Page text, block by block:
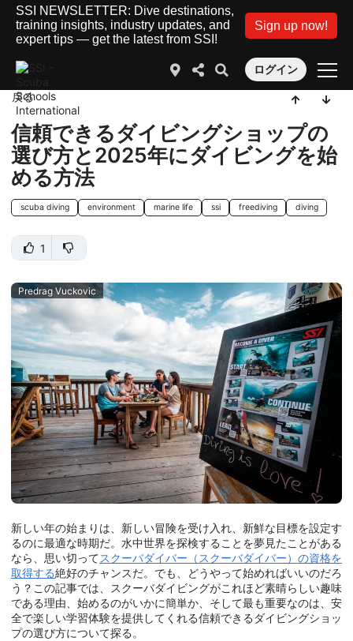
SSI NEWSLETTER: Dive destinations,
training insights, industry updates, and
expert tips — get the latest from SSI!
Sign up now!
ログイン
戻る
信頼できるダイビングショップの
選び方と2025年にダイビングを始
める方法
scuba diving environment marine life ssi freediving diving
1
Predrag Vuckovic
新しい年の始まりは、新しい冒険を受け入れ、新鮮な目標を設定す
るのに最適な時期だ。水中世界を探検することを夢見たことがある
なら、思い切ってスクーバダイバー（スクーバダイバー）の資格を
取得する絶好のチャンスだ。でも、どうやって始めればいいのだろ
う？この記事では、スクーバダイビングがこれほど素晴らしい趣味
である理由、始めるのがいかに簡単か、そして最も重要なのは、安
全で楽しい学習体験を提供してくれる信頼できるダイビングショッ
プの選び方について探る。